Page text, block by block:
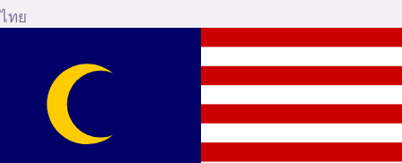
ไทย